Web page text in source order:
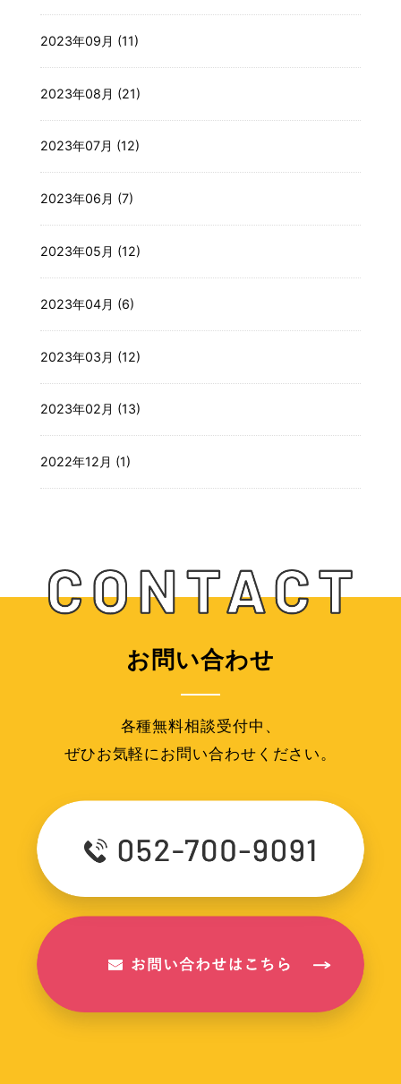
2023年09月 (11)
2023年08月 (21)
2023年07月 (12)
2023年06月 (7)
2023年05月 (12)
2023年04月 (6)
2023年03月 (12)
2023年02月 (13)
2022年12月 (1)
お問い合わせ
各種無料相談受付中、
ぜひお気軽にお問い合わせください。